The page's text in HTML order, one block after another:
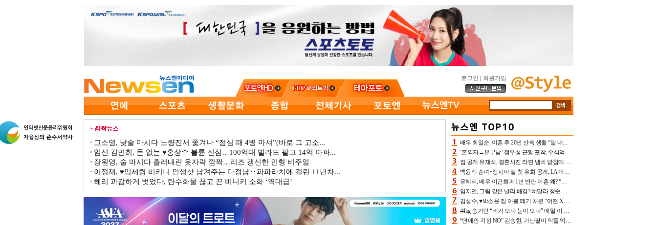
로그인 회원가입
고소영, 낮술 마시다 노량진서 쫓겨나 “점심 때 4병 마셔”(바로 그 고소...
임신 김민희, 돈 없는 ♥홍상수 불륜 진심…100억대 빌라도 팔고 14억 아파...
장원영, 술 마시다 흘러내린 옷자락 깜짝…리즈 갱신한 인형 비주얼
이정재, ♥임세령 비키니 인생샷 남겨주는 다정남‥파파라치에 걸린 11년차...
혜리 과감하게 벗었다, 탄수화물 끊고 끈 비니키 소화 ‘역대급’
배우 최일순, 이혼 후 20년 산속 생활 “딸 내가 버렸다고 원망‥맘 아파”(특종)[어제TV]
‘혼외자→유부남’ 정우성 근황 포착, 수식억 해킹 피해 후배 만났다 “존경하는”
집 공개 유재석, 결혼사진 라면 냄비 받침대 되고 분노‥가족사진도 피해(놀뭐)[어제TV]
백윤식 손녀+정시아 딸 첫 유화 공개, LA 아트쇼→서울국제조각페스타 작가다운 수준급 실력
유혜리, 배우 이근희과 1년 반만 이혼 왜? “식칼 꽂고 의자 던져” 충격 폭로(특종)[어제TV]
임지연, 그림 같은 발리 배경? 뼈말라 청순 비키니 핏에 상대 안 되네
김성수, ♥박소윤 집 이불 폐기 처분 “어떤 X이랑 썼을지 몰라” 질투(신랑수업2)[어제TV]
44kg 송가인 “비가 오나 눈이 오나” 매일 이 운동, 허벅지 근육량 상승+체지방 감소
“연예인 걱정 NO” 김승현, 가난팔이 악플 억울할만‥아내+딸과 日 여행